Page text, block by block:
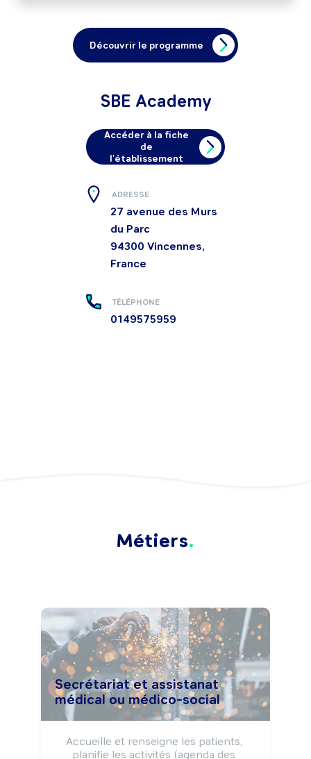
Découvrir le programme
SBE Academy
Accéder à la fiche
de
l'établissement
ADRESSE
27 avenue des Murs
du Parc
94300 Vincennes,
France
TÉLÉPHONE
0149575959
Métiers
Secrétariat et assistanat
médical ou médico-social
Accueille et renseigne les patients,
planifie les activités (agenda des